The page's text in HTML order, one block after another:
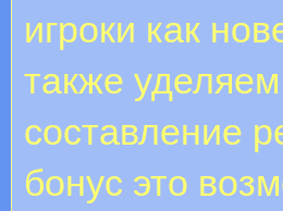
игроки как
также
составление
бонус это